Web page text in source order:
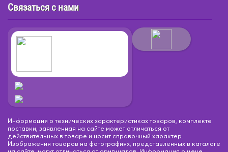
Связаться с нами
Информация о технических характеристиках товаров, комплекте
поставки, заявленная на сайте может отличаться от
действительных в товаре и носит справочный характер.
Изображения товаров на фотографиях, представленных в каталоге